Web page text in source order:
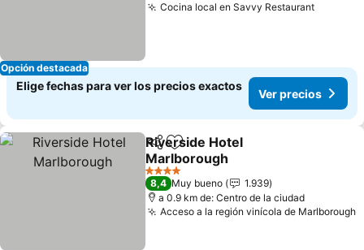
Opción destacada
Cocina local en Savvy RestaurantVer
Elige fechas para ver los precios exactos
Ver precios
CompartirAgregar a favoritos
Riverside Hotel
Marlborough
Ver precios
4 Estrellas
8,4 Muy bueno
1.939
a 0.9 km de: Centro de la ciudad
Acceso a la región vinícola de Marlborough